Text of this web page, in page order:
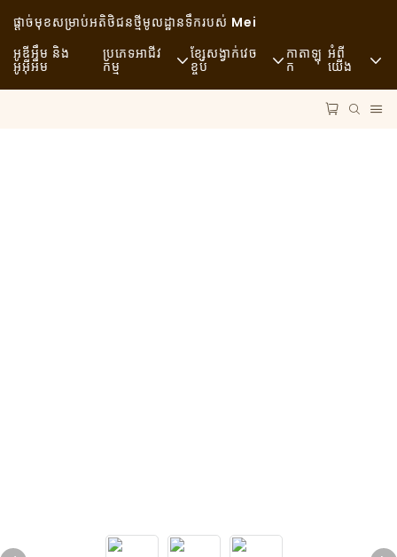
ផ្តាច់មុខសម្រាប់អតិថិជនថ្មីមូលដ្ឋានទឹករបស់ Mei
អូឌីអឹម និង
អូអ៊ីអឹម
ប្រភេទអាជីវ
កម្ម
ខ្សែសង្វាក់វេច
ខ្ចប់
កាតាឡុ
ក
អំពី
យើង
ព័ត៌មាន